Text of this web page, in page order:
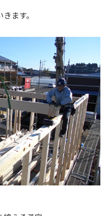
ます。